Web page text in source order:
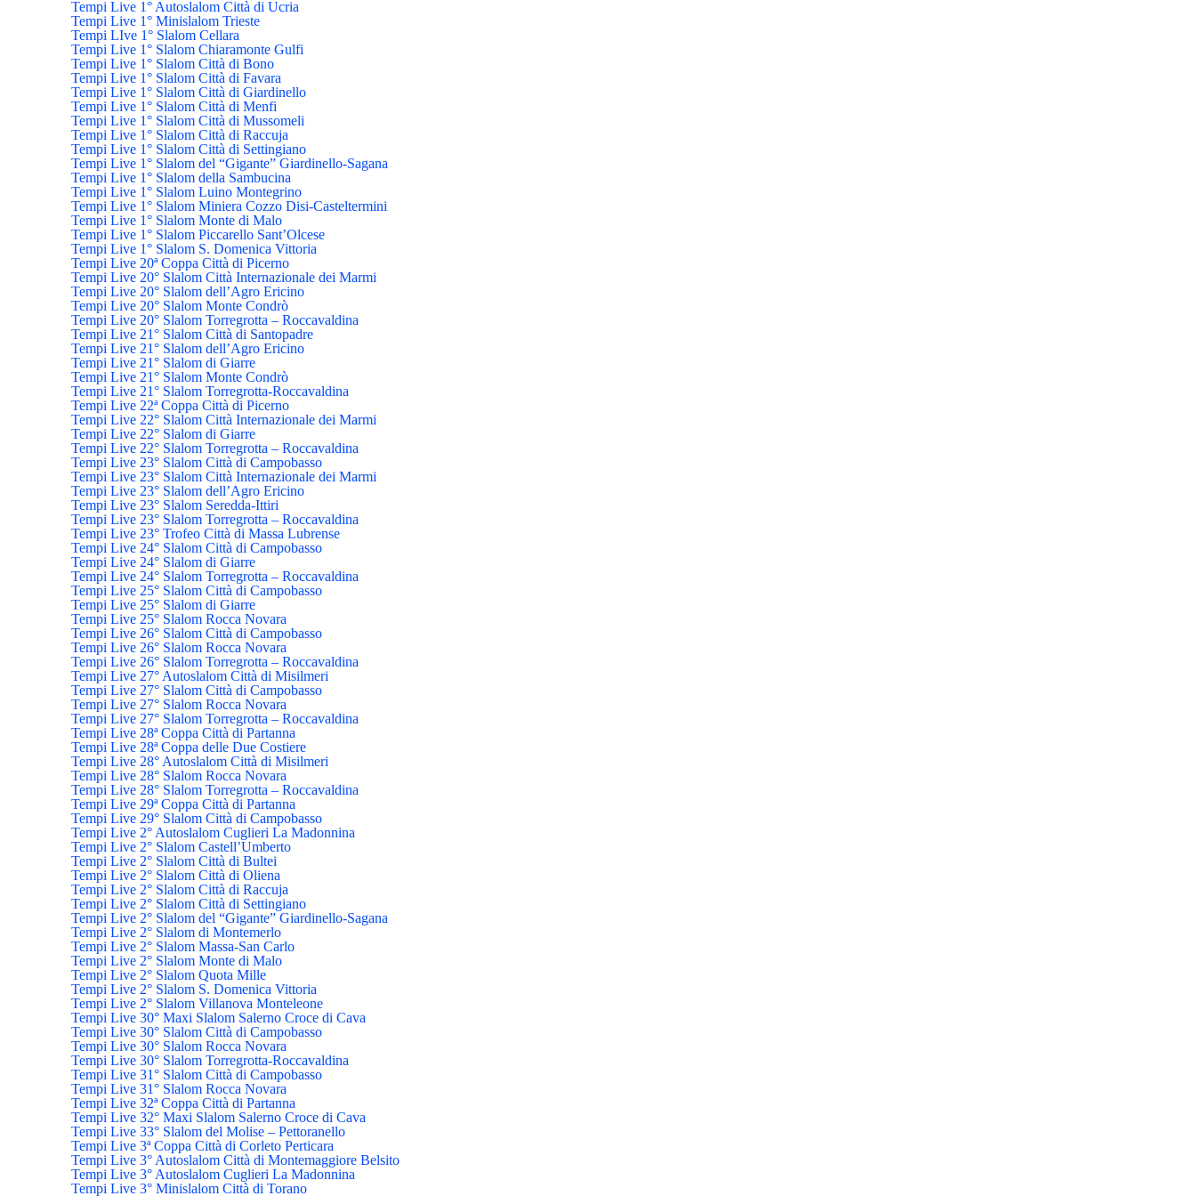
Tempi Live 1° Autoslalom Città di Ucria
Tempi Live 1° Minislalom Trieste
Tempi LIve 1° Slalom Cellara
Tempi Live 1° Slalom Chiaramonte Gulfi
Tempi Live 1° Slalom Città di Bono
Tempi Live 1° Slalom Città di Favara
Tempi Live 1° Slalom Città di Giardinello
Tempi Live 1° Slalom Città di Menfi
Tempi Live 1° Slalom Città di Mussomeli
Tempi Live 1° Slalom Città di Raccuja
Tempi Live 1° Slalom Città di Settingiano
Tempi Live 1° Slalom del “Gigante” Giardinello-Sagana
Tempi Live 1° Slalom della Sambucina
Tempi Live 1° Slalom Luino Montegrino
Tempi Live 1° Slalom Miniera Cozzo Disi-Casteltermini
Tempi Live 1° Slalom Monte di Malo
Tempi Live 1° Slalom Piccarello Sant’Olcese
Tempi Live 1° Slalom S. Domenica Vittoria
Tempi Live 20ª Coppa Città di Picerno
Tempi Live 20° Slalom Città Internazionale dei Marmi
Tempi Live 20° Slalom dell’Agro Ericino
Tempi Live 20° Slalom Monte Condrò
Tempi Live 20° Slalom Torregrotta – Roccavaldina
Tempi Live 21° Slalom Città di Santopadre
Tempi Live 21° Slalom dell’Agro Ericino
Tempi Live 21° Slalom di Giarre
Tempi Live 21° Slalom Monte Condrò
Tempi Live 21° Slalom Torregrotta-Roccavaldina
Tempi Live 22ª Coppa Città di Picerno
Tempi Live 22° Slalom Città Internazionale dei Marmi
Tempi Live 22° Slalom di Giarre
Tempi Live 22° Slalom Torregrotta – Roccavaldina
Tempi Live 23° Slalom Città di Campobasso
Tempi Live 23° Slalom Città Internazionale dei Marmi
Tempi Live 23° Slalom dell’Agro Ericino
Tempi Live 23° Slalom Seredda-Ittiri
Tempi Live 23° Slalom Torregrotta – Roccavaldina
Tempi Live 23° Trofeo Città di Massa Lubrense
Tempi Live 24° Slalom Città di Campobasso
Tempi Live 24° Slalom di Giarre
Tempi Live 24° Slalom Torregrotta – Roccavaldina
Tempi Live 25° Slalom Città di Campobasso
Tempi Live 25° Slalom di Giarre
Tempi Live 25° Slalom Rocca Novara
Tempi Live 26° Slalom Città di Campobasso
Tempi Live 26° Slalom Rocca Novara
Tempi Live 26° Slalom Torregrotta – Roccavaldina
Tempi Live 27° Autoslalom Città di Misilmeri
Tempi Live 27° Slalom Città di Campobasso
Tempi Live 27° Slalom Rocca Novara
Tempi Live 27° Slalom Torregrotta – Roccavaldina
Tempi Live 28ª Coppa Città di Partanna
Tempi Live 28ª Coppa delle Due Costiere
Tempi Live 28° Autoslalom Città di Misilmeri
Tempi Live 28° Slalom Rocca Novara
Tempi Live 28° Slalom Torregrotta – Roccavaldina
Tempi Live 29ª Coppa Città di Partanna
Tempi Live 29° Slalom Città di Campobasso
Tempi Live 2° Autoslalom Cuglieri La Madonnina
Tempi Live 2° Slalom Castell’Umberto
Tempi Live 2° Slalom Città di Bultei
Tempi Live 2° Slalom Città di Oliena
Tempi Live 2° Slalom Città di Raccuja
Tempi Live 2° Slalom Città di Settingiano
Tempi Live 2° Slalom del “Gigante” Giardinello-Sagana
Tempi Live 2° Slalom di Montemerlo
Tempi Live 2° Slalom Massa-San Carlo
Tempi Live 2° Slalom Monte di Malo
Tempi Live 2° Slalom Quota Mille
Tempi Live 2° Slalom S. Domenica Vittoria
Tempi Live 2° Slalom Villanova Monteleone
Tempi Live 30° Maxi Slalom Salerno Croce di Cava
Tempi Live 30° Slalom Città di Campobasso
Tempi Live 30° Slalom Rocca Novara
Tempi Live 30° Slalom Torregrotta-Roccavaldina
Tempi Live 31° Slalom Città di Campobasso
Tempi Live 31° Slalom Rocca Novara
Tempi Live 32ª Coppa Città di Partanna
Tempi Live 32° Maxi Slalom Salerno Croce di Cava
Tempi Live 33° Slalom del Molise – Pettoranello
Tempi Live 3ª Coppa Città di Corleto Perticara
Tempi Live 3° Autoslalom Città di Montemaggiore Belsito
Tempi Live 3° Autoslalom Cuglieri La Madonnina
Tempi Live 3° Minislalom Città di Torano